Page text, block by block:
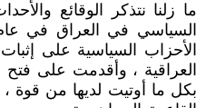
ما زلنا نتذكر الوقائع
الأحزاب السياسية على
العراقية ، وأقدمت على فتح
بكل ما أوتيت لديها من